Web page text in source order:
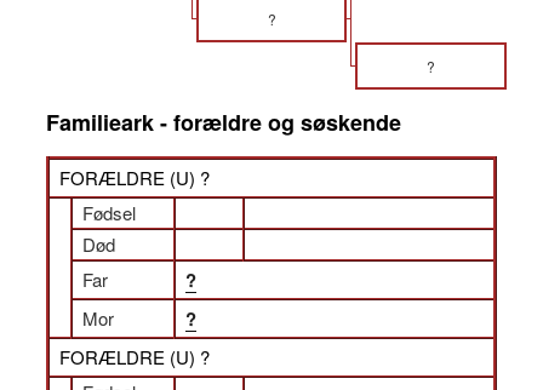
?
?
Familieark - forældre og søskende
FORÆLDRE (U) ?
Fødsel
Død
Far
?
Mor ?
FORÆLDRE (U) ?